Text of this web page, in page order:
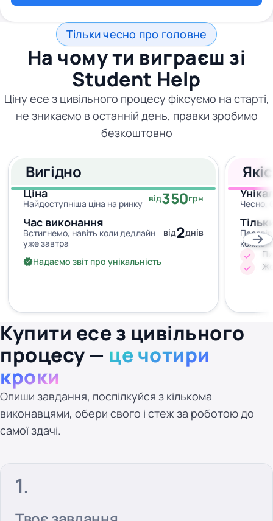
Тільки чесно про головне
На чому ти виграєш зі
Student Help
Ціну есе з цивільного процесу фіксуємо на старті,
не зникаємо в останній день, правки зробимо
безкоштовно
Вигідно
Ціна
Найдоступніша ціна на ринку від350грн
Час виконання
Встигнемо, навіть коли дедлайн
уже завтра
від2днів
Надаємо звіт про унікальність
Чесно,
Купити есе з цивільного
процесу — це чотири
кроки
Опиши завдання, поспілкуйся з кількома
виконавцями, обери свого і стеж за роботою до
самої здачі.